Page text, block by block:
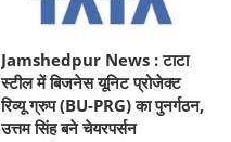
Jamshedpur News : टाटा
स्टील में बिजनेस यूनिट प्रोजेक्ट
रिव्यू ग्रुप (BU-PRG) का पुनर्गठन,
उत्तम सिंह बने चेयरपर्सन